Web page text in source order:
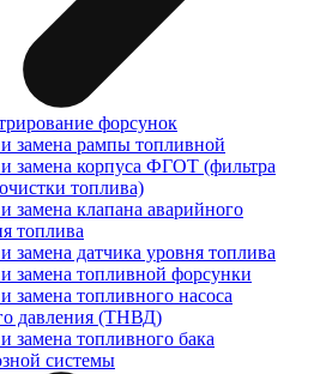
форсунок
замена рампы топливной
замена корпуса ФГОТ (фильтра
топлива)
замена клапана аварийного
топлива
замена датчика уровня топлива
замена топливной форсунки
замена топливного насоса
давления (ТНВД)
замена топливного бака
системы